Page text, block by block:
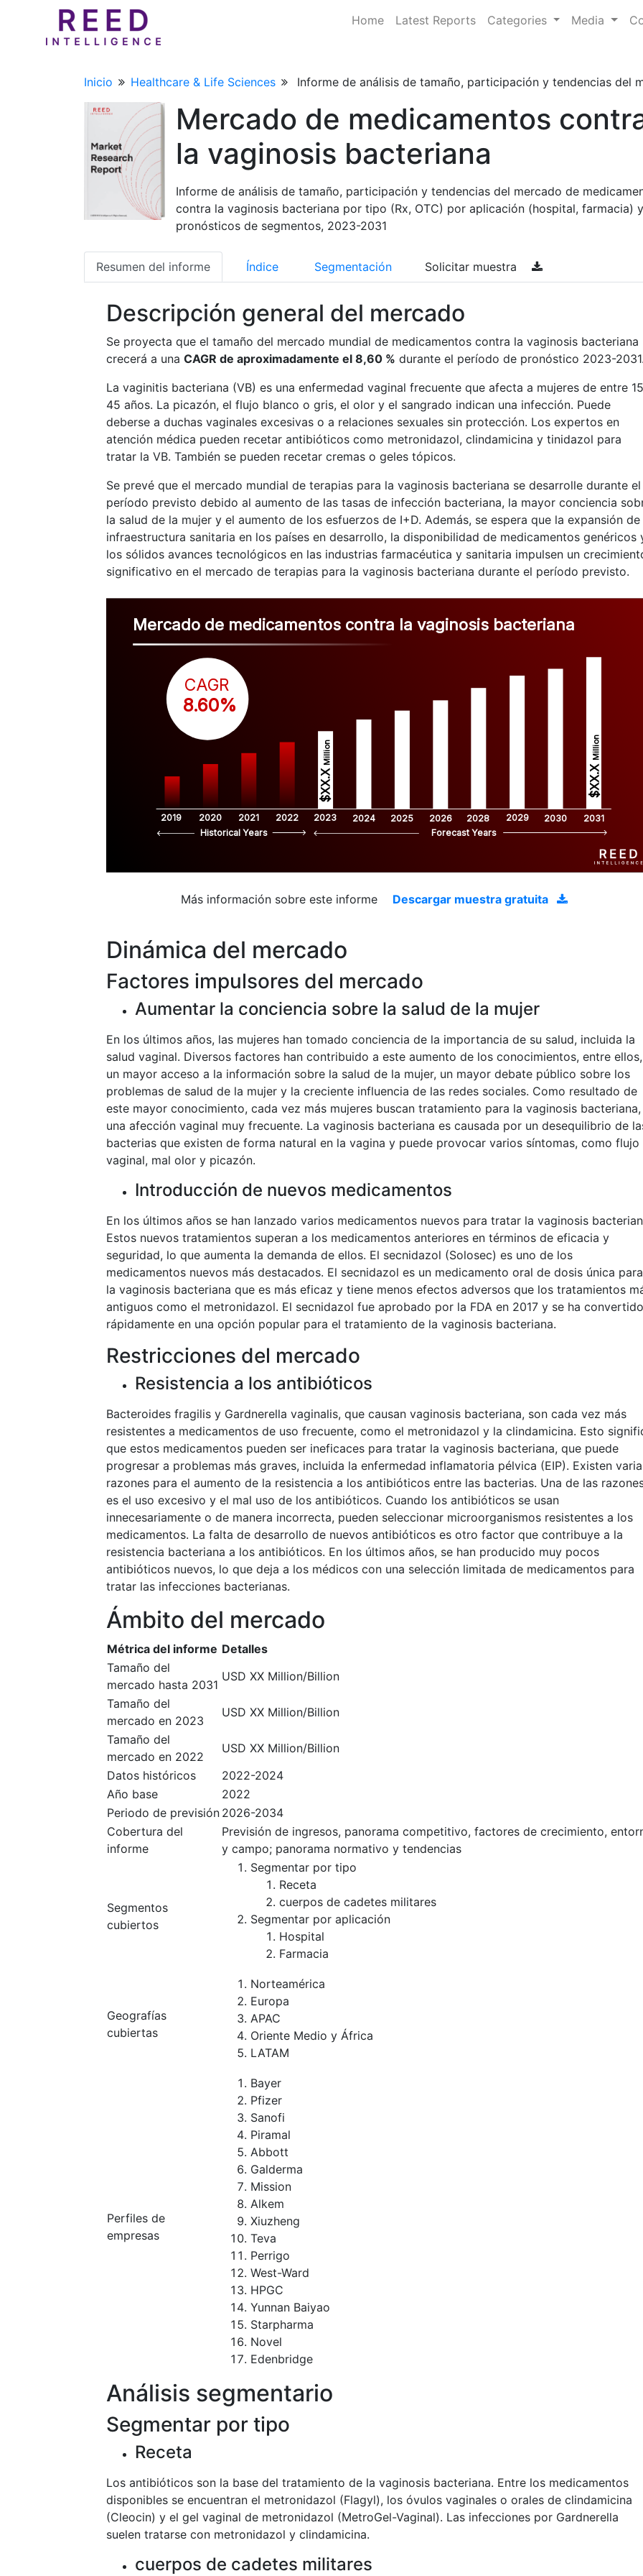
Home Latest Reports Categories Media
Inicio Healthcare & Life Sciences Informe de análisis de tamaño, participación y tendencias del
Mercado de medicamentos
la vaginosis bacteriana
Informe de análisis de tamaño, participación y tendencias del mercado de
contra la vaginosis bacteriana por tipo (Rx, OTC) por aplicación (hospital, farmacia) y
pronósticos de segmentos, 2023-2031
Resumen del informe Índice Segmentación Solicitar muestra
Descripción general del mercado
Se proyecta que el tamaño del mercado mundial de medicamentos contra la vaginosis bacteriana
crecerá a una CAGR de aproximadamente el 8,60 % durante el período de pronóstico 2023-
La vaginitis bacteriana (VB) es una enfermedad vaginal frecuente que afecta a mujeres de entre
45 años. La picazón, el flujo blanco o gris, el olor y el sangrado indican una infección. Puede
deberse a duchas vaginales excesivas o a relaciones sexuales sin protección. Los expertos en
atención médica pueden recetar antibióticos como metronidazol, clindamicina y tinidazol para
tratar la VB. También se pueden recetar cremas o geles tópicos.
Se prevé que el mercado mundial de terapias para la vaginosis bacteriana se desarrolle durante el
período previsto debido al aumento de las tasas de infección bacteriana, la mayor conciencia
la salud de la mujer y el aumento de los esfuerzos de I+D. Además, se espera que la expansión de
infraestructura sanitaria en los países en desarrollo, la disponibilidad de medicamentos genéricos
los sólidos avances tecnológicos en las industrias farmacéutica y sanitaria impulsen un
significativo en el mercado de terapias para la vaginosis bacteriana durante el período previsto.
Mercado de medicamentos contra la vaginosis bacteriana
2019 2020 2021 2022 2023 2024 2025 2026 2028 2029 2030 2031
$XX.X
Million
$XX.X
Million
CAGR
8.60%
Historical Years Forecast Years
Más información sobre este informe Descargar muestra gratuita
Dinámica del mercado
Factores impulsores del mercado
Aumentar la conciencia sobre la salud de la mujer
En los últimos años, las mujeres han tomado conciencia de la importancia de su salud, incluida la
salud vaginal. Diversos factores han contribuido a este aumento de los conocimientos, entre ellos,
un mayor acceso a la información sobre la salud de la mujer, un mayor debate público sobre los
problemas de salud de la mujer y la creciente influencia de las redes sociales. Como resultado de
este mayor conocimiento, cada vez más mujeres buscan tratamiento para la vaginosis bacteriana,
una afección vaginal muy frecuente. La vaginosis bacteriana es causada por un desequilibrio de
bacterias que existen de forma natural en la vagina y puede provocar varios síntomas, como flujo
vaginal, mal olor y picazón.
Introducción de nuevos medicamentos
En los últimos años se han lanzado varios medicamentos nuevos para tratar la vaginosis
Estos nuevos tratamientos superan a los medicamentos anteriores en términos de eficacia y
seguridad, lo que aumenta la demanda de ellos. El secnidazol (Solosec) es uno de los
medicamentos nuevos más destacados. El secnidazol es un medicamento oral de dosis única para
la vaginosis bacteriana que es más eficaz y tiene menos efectos adversos que los tratamientos
antiguos como el metronidazol. El secnidazol fue aprobado por la FDA en 2017 y se ha convertido
rápidamente en una opción popular para el tratamiento de la vaginosis bacteriana.
Restricciones del mercado
Resistencia a los antibióticos
Bacteroides fragilis y Gardnerella vaginalis, que causan vaginosis bacteriana, son cada vez más
resistentes a medicamentos de uso frecuente, como el metronidazol y la clindamicina. Esto
que estos medicamentos pueden ser ineficaces para tratar la vaginosis bacteriana, que puede
progresar a problemas más graves, incluida la enfermedad inflamatoria pélvica (EIP). Existen
razones para el aumento de la resistencia a los antibióticos entre las bacterias. Una de las
es el uso excesivo y el mal uso de los antibióticos. Cuando los antibióticos se usan
innecesariamente o de manera incorrecta, pueden seleccionar microorganismos resistentes a los
medicamentos. La falta de desarrollo de nuevos antibióticos es otro factor que contribuye a la
resistencia bacteriana a los antibióticos. En los últimos años, se han producido muy pocos
antibióticos nuevos, lo que deja a los médicos con una selección limitada de medicamentos para
tratar las infecciones bacterianas.
Ámbito del mercado
Métrica del informe Detalles
Tamaño del
mercado hasta 2031
USD XX Million/Billion
Tamaño del
mercado en 2023
USD XX Million/Billion
Tamaño del
mercado en 2022
USD XX Million/Billion
Datos históricos
2022-2024
Año base
2022
Periodo de previsión 2026-2034
Cobertura del
informe
Previsión de ingresos, panorama competitivo, factores de crecimiento,
y campo; panorama normativo y tendencias
Segmentos
cubiertos
Segmentar por tipo
Receta
cuerpos de cadetes militares
Segmentar por aplicación
Hospital
Farmacia
Geografías
cubiertas
Norteamérica
Europa
APAC
Oriente Medio y África
LATAM
Perfiles de
empresas
Bayer
Pfizer
Sanofi
Piramal
Abbott
Galderma
Mission
Alkem
Xiuzheng
Teva
Perrigo
West-Ward
HPGC
Yunnan Baiyao
Starpharma
Novel
Edenbridge
Análisis segmentario
Segmentar por tipo
Receta
Los antibióticos son la base del tratamiento de la vaginosis bacteriana. Entre los medicamentos
disponibles se encuentran el metronidazol (Flagyl), los óvulos vaginales o orales de clindamicina
(Cleocin) y el gel vaginal de metronidazol (MetroGel-Vaginal). Las infecciones por Gardnerella
suelen tratarse con metronidazol y clindamicina.
cuerpos de cadetes militares